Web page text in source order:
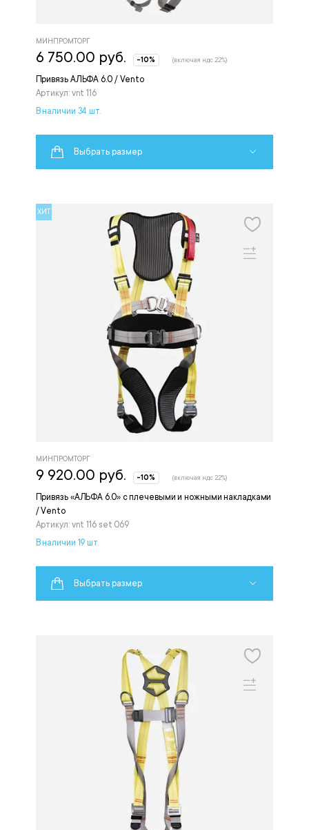
Привязь АЛЬФА 6.0 / Vento
Артикул: vnt 116
МИНПРОМТОРГ
6 750.00 руб. -10% (включая ндс 22%)
В наличии 34 шт.
Выбрать размер
ХИТ
Привязь «АЛЬФА 6.0» с плечевыми и ножными накладками
/ Vento
Артикул: vnt 116 set 069
МИНПРОМТОРГ
9 920.00 руб. -10% (включая ндс 22%)
В наличии 19 шт.
Выбрать размер